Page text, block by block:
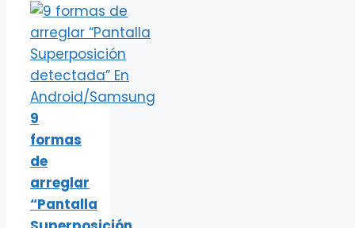
9
formas
de
arreglar
“Pantalla